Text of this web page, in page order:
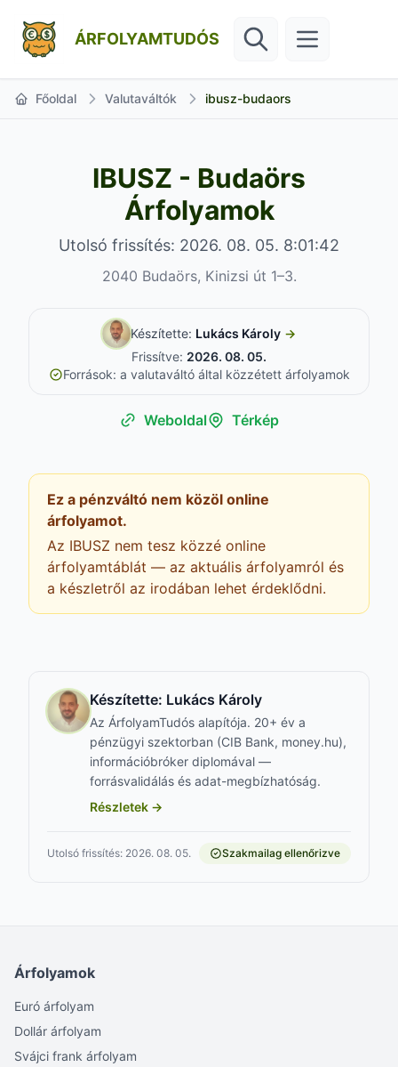
ÁRFOLYAMTUDÓS
Főoldal Valutaváltók ibusz-budaors
IBUSZ - Budaörs
Árfolyamok
Utolsó frissítés: 2026. 08. 05. 8:01:42
2040 Budaörs, Kinizsi út 1–3.
Készítette: Lukács Károly →
Frissítve: 2026. 08. 05.
Források: a valutaváltó által közzétett árfolyamok
Weboldal Térkép
Ez a pénzváltó nem közöl online
árfolyamot.
Az IBUSZ nem tesz közzé online
árfolyamtáblát — az aktuális árfolyamról és
a készletről az irodában lehet érdeklődni.
Készítette: Lukács Károly
Az ÁrfolyamTudós alapítója. 20+ év a
pénzügyi szektorban (CIB Bank, money.hu),
információbróker diplomával —
forrásvalidálás és adat-megbízhatóság.
Részletek →
Utolsó frissítés: 2026. 08. 05. Szakmailag ellenőrizve
Árfolyamok
Euró árfolyam
Dollár árfolyam
Svájci frank árfolyam